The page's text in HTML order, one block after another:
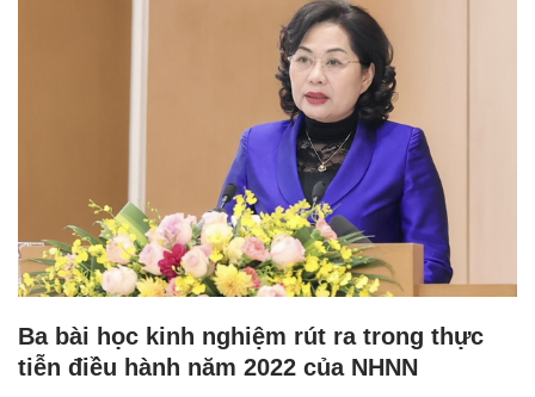
Ba bài học kinh nghiệm rút ra trong thực
tiễn điều hành năm 2022 của NHNN